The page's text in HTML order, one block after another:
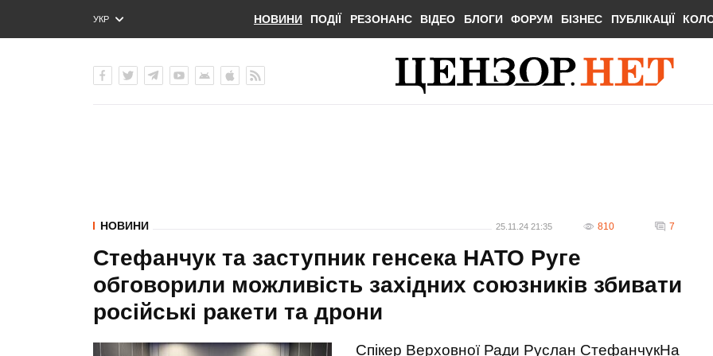
УКР
ENG
НОВИНИ ПОДІЇ РЕЗОНАНС ВІДЕО БЛОГИ ФОРУМ БІЗНЕС ПУБЛІКАЦІЇ
НОВИНИ 25.11.24 21:35 810 7
Стефанчук та заступник генсека НАТО Руге
обговорили можливість західних союзників збивати
російські ракети та дрони
Спікер Верховної Ради Руслан СтефанчукНа